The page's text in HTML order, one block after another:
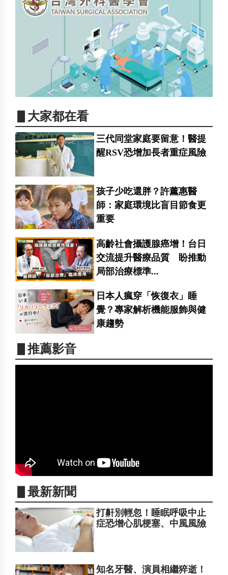
▋大家都在看
三代同堂家庭要留意！醫提
醒RSV恐增加長者重症風險
孩子少吃還胖？許薰惠醫
師：家庭環境比盲目節食更
重要
高齡社會攝護腺癌增！台日
交流提升醫療品質 盼推動
局部治療標準...
日本人瘋穿「恢復衣」睡
覺？專家解析機能服飾與健
康趨勢
▋推薦影音
▋最新新聞
打鼾別輕忽！睡眠呼吸中止
症恐增心肌梗塞、中風風險
知名牙醫、演員相繼猝逝！